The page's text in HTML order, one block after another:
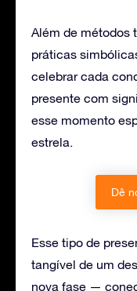
Além de métodos
práticas
celebrar cada
presente com
esse momento
estrela.
Dê
Esse tipo de
tangível de um
nova fase —